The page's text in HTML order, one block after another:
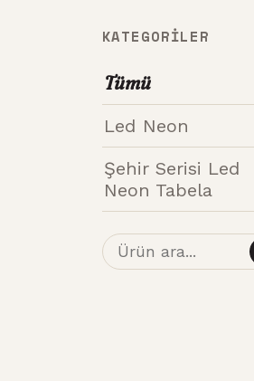
KATEGORILER
Tümü
Led Neon
Şehir Serisi Led
Neon Tabela